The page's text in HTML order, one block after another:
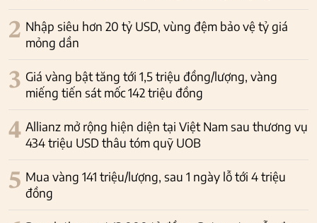
2 Nhập siêu hơn 20 tỷ USD, vùng đệm bảo vệ tỷ giá
mỏng dần
3 Giá vàng bật tăng tới 1,5 triệu đồng/lượng, vàng
miếng tiến sát mốc 142 triệu đồng
4 Allianz mở rộng hiện diện tại Việt Nam sau thương vụ
434 triệu USD thâu tóm quỹ UOB
5 Mua vàng 141 triệu/lượng, sau 1 ngày lỗ tới 4 triệu
đồng